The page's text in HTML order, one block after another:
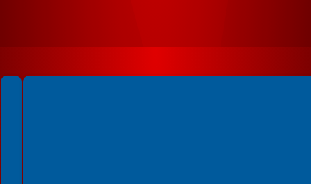
Spełniamy standardy WCAG 2.2
Spełniamy standardy W3C